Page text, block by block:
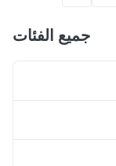
جميع الفئات